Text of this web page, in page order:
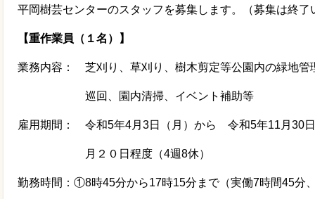
平岡樹芸センターのスタッフを募集します。（募集は終了
【重作業員（１名）】
業務内容： 芝刈り、草刈り、樹木剪定等公園内の緑地管
巡回、園内清掃、イベント補助等
雇用期間： 令和5年4月 3日（月）から 令和5年11 月 30
月２０日程度（4週8休）
勤務時間：①8時45分から17時15分まで（実働7時間45分